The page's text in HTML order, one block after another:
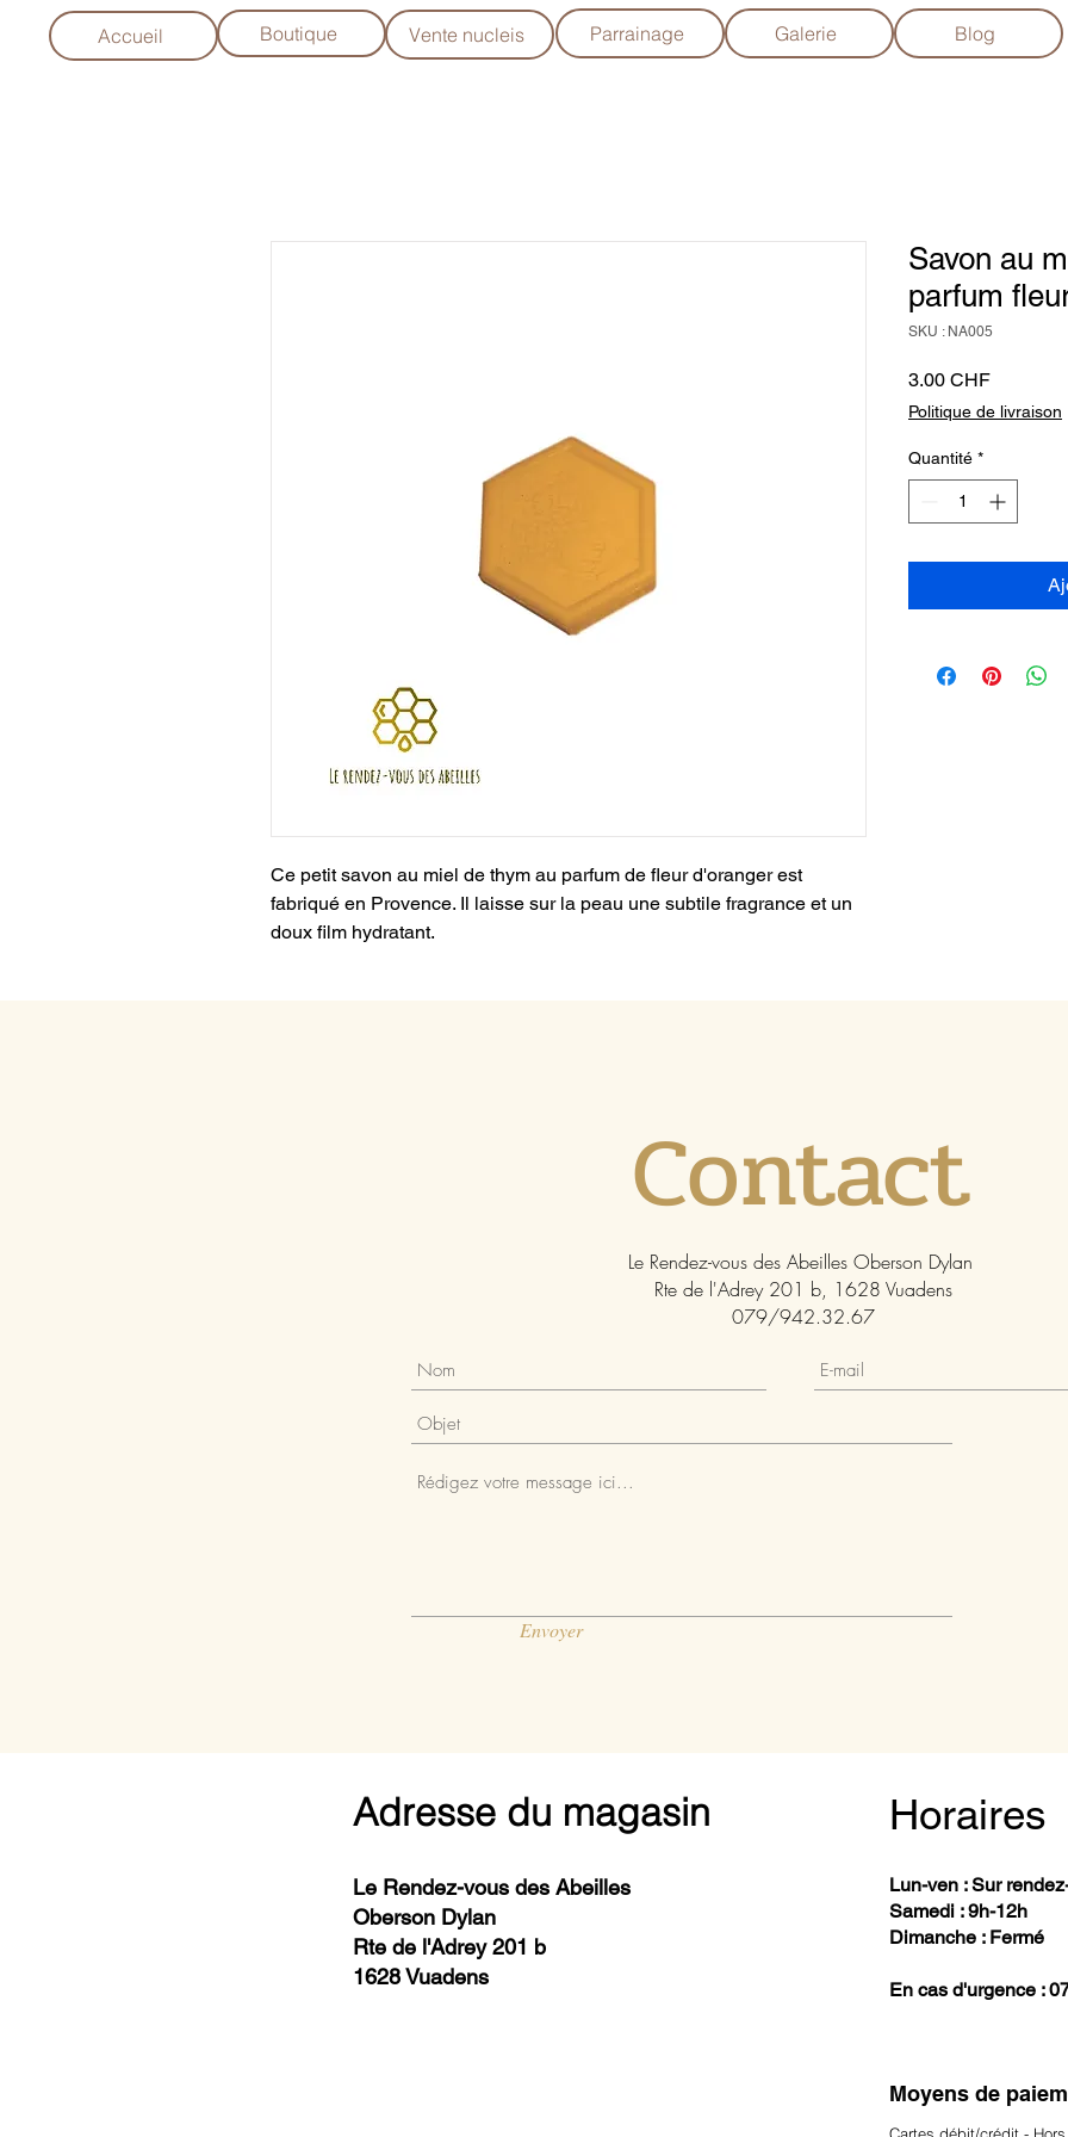
Accueil Boutique Vente nucleis Parrainage Galerie Blog
Ce petit savon au miel de thym au parfum de fleur d'oranger est
fabriqué en Provence. Il laisse sur la peau une subtile fragrance et un
doux film hydratant.
Savon au
parfum
SKU : NA005
3.00 CHFPrix
Politique de livraison
Quantité *
Contact
Le Rendez-vous des Abeilles Oberson Dylan
Rte de l'Adrey 201 b, 1628 Vuadens
079/942.32.67
Envoyer
Adresse du magasin
Le Rendez-vous des Abeilles
Oberson Dylan
Rte de l'Adrey 201 b
1628 Vuadens
Horaires
Lun-ven : Sur
Samedi : 9h-12h
Dimanche : Fermé
En cas d'urgence :
Moyens de
Cartes débit/crédit -